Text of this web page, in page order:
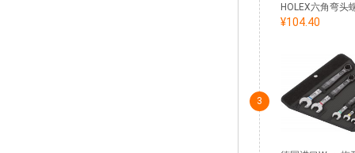
3
¥104.40